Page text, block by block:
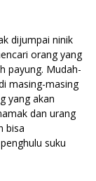
dijumpai ninik
orang yang
payung. Mudah-
masing-masing
yang akan
dan urang
bisa
suku